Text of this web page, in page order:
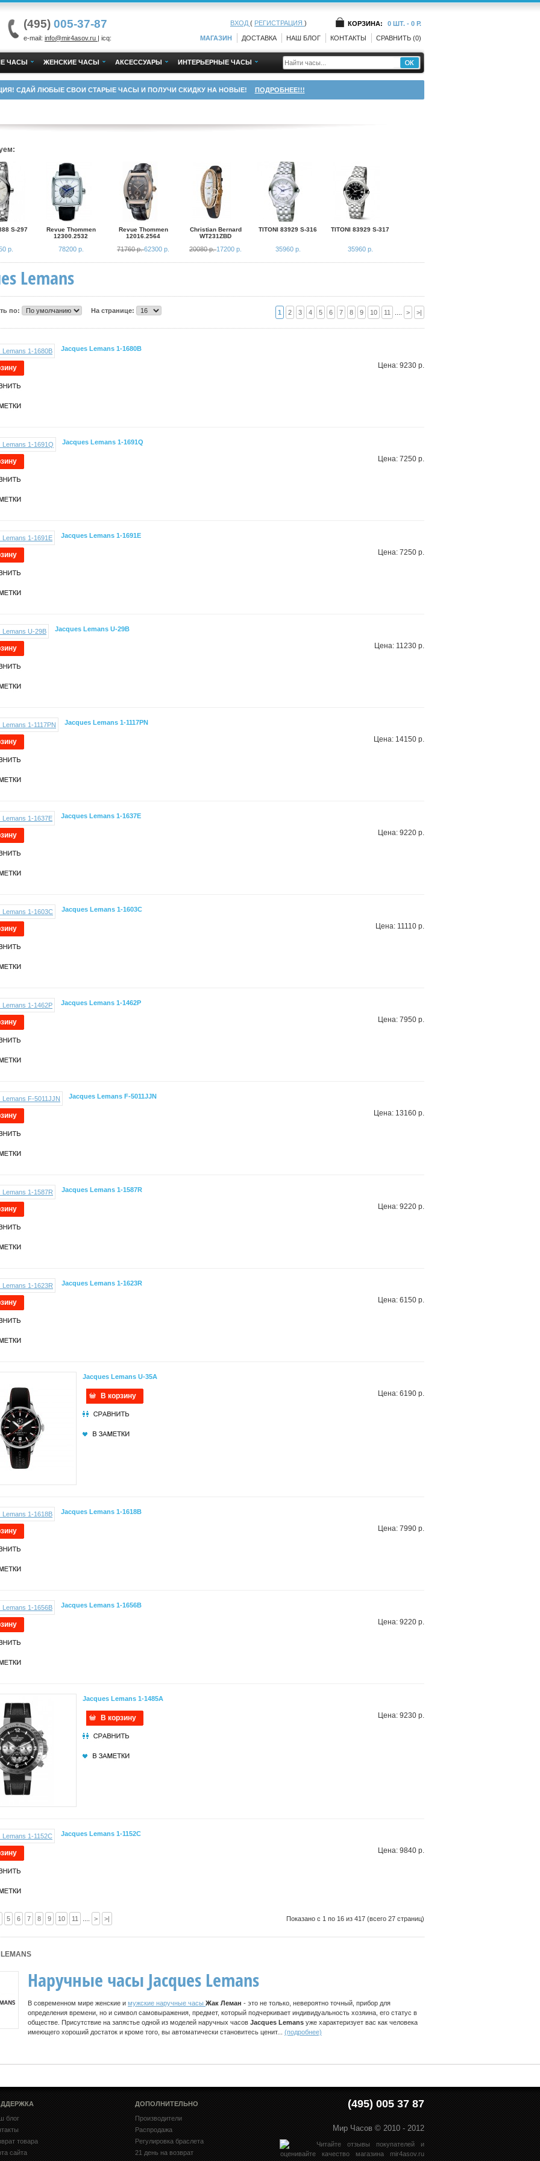
(495) 005-37-87
e-mail: info@mir4asov.ru | icq:
КОРЗИНА: 0 ШТ. - 0 Р.
ВХОД ( РЕГИСТРАЦИЯ )
МАГАЗИН ДОСТАВКА НАШ БЛОГ КОНТАКТЫ СРАВНИТЬ (0)
ЧАСЫ ЖЕНСКИЕ ЧАСЫ АКСЕССУАРЫ ИНТЕРЬЕРНЫЕ ЧАСЫ
СДАЙ ЛЮБЫЕ СВОИ СТАРЫЕ ЧАСЫ И ПОЛУЧИ СКИДКУ НА НОВЫЕ! ПОДРОБНЕЕ!!!
S-297
р.
Revue Thommen
12300.2532
78200 р.
Revue Thommen
12016.2564
71760 р.62300 р.
Christian Bernard
WT231ZBD
20080 р.17200 р.
TITONI 83929 S-316
35960 р.
TITONI 83929 S-317
35960 р.
Lemans
по: На странице: 1 2 3 4 5 6 7 8 9 10 11 > >|
Jacques Lemans 1-1680B
Цена: 9230 р.
Jacques Lemans 1-1691Q
Цена: 7250 р.
Jacques Lemans 1-1691E
Цена: 7250 р.
Jacques Lemans U-29B
Цена: 11230 р.
Jacques Lemans 1-1117PN
Цена: 14150 р.
Jacques Lemans 1-1637E
Цена: 9220 р.
Jacques Lemans 1-1603C
Цена: 11110 р.
Jacques Lemans 1-1462P
Цена: 7950 р.
Jacques Lemans F-5011JJN
Цена: 13160 р.
Jacques Lemans 1-1587R
Цена: 9220 р.
Jacques Lemans 1-1623R
Цена: 6150 р.
Jacques Lemans U-35A
Цена: 6190 р.
В корзину
Jacques Lemans 1-1618B
Цена: 7990 р.
Jacques Lemans 1-1656B
Цена: 9220 р.
Jacques Lemans 1-1485A
Цена: 9230 р.
В корзину
Jacques Lemans 1-1152C
Цена: 9840 р.
5 6 7 8 9 10 11 > >| Показано с 1 по 16 из 417 (всего 27 страниц)
Наручные часы Jacques Lemans
В современном мире женские и мужские наручные часы Жак Леман - это не только, невероятно точный, прибор для
определения времени, но и символ самовыражения, предмет, который подчеркивает индивидуальность хозяина, его статус в
обществе. Присутствие на запястье одной из моделей наручных часов Jacques Lemans уже характеризует вас как человека
имеющего хороший достаток и кроме того, вы автоматически становитесь ценит... (подробнее)
блог
товара
сайта
ДОПОЛНИТЕЛЬНО
Производители
Распродажа
Регулировка браслета
21 день на возврат
(495) 005 37 87
Мир Часов © 2010 - 2012